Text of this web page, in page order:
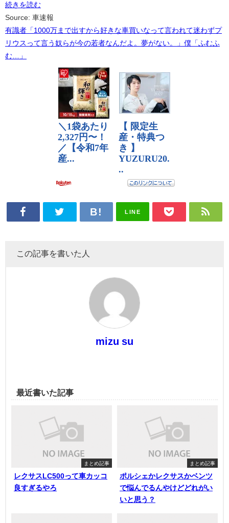
続きを読む
Source: 車速報
有識者「1000万まで出すから好きな車買いなって言われて迷わずプ
リウスって言う奴らが今の若者なんだよ。夢がない。」僕「ふむふ
む…」
LINE
この記事を書いた人
mizu su
最近書いた記事
まとめ記事
レクサスLC500って車カッコ
良すぎるやろ
まとめ記事
ポルシェかレクサスかベンツ
で悩んでるんやけどどれがい
いと思う？